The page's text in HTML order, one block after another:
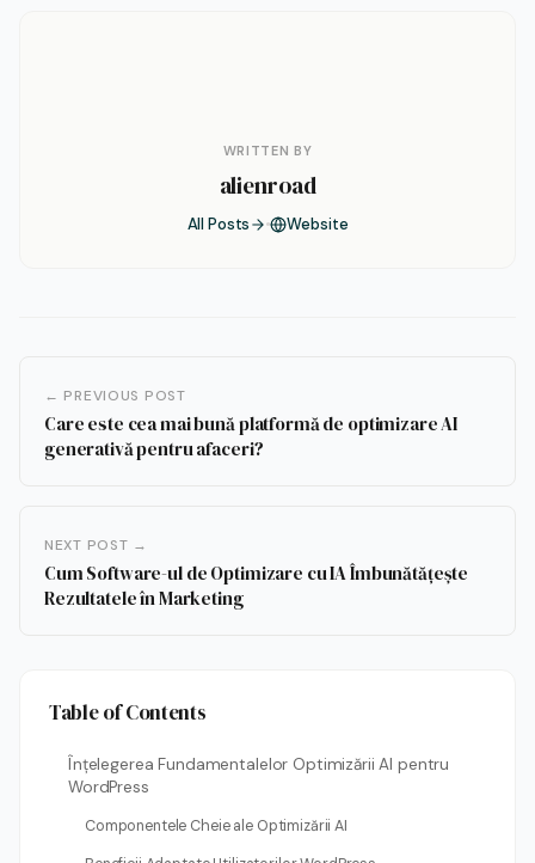
WRITTEN BY
alienroad
All Posts Website
← PREVIOUS POST
Care este cea mai bună platformă de optimizare AI
generativă pentru afaceri?
NEXT POST →
Cum Software-ul de Optimizare cu IA Îmbunătățește
Rezultatele în Marketing
Table of Contents
Înțelegerea Fundamentalelor Optimizării AI pentru
WordPress
Componentele Cheie ale Optimizării AI